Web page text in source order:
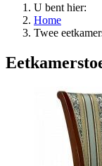
U bent hier:
Home
Twee